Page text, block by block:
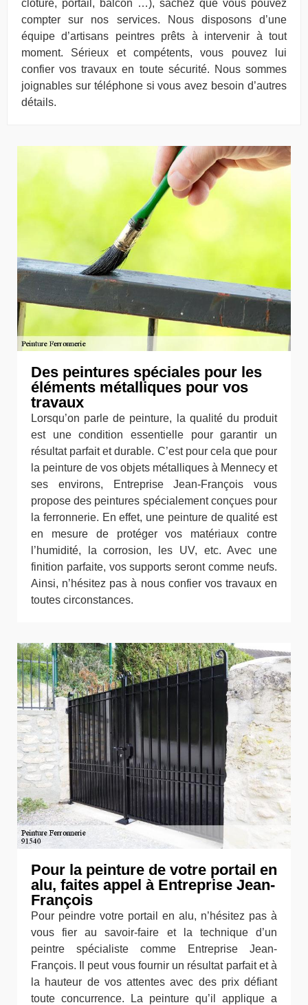
clôture, portail, balcon …), sachez que vous pouvez
compter sur nos services. Nous disposons d’une
équipe d’artisans peintres prêts à intervenir à tout
moment. Sérieux et compétents, vous pouvez lui
confier vos travaux en toute sécurité. Nous sommes
joignables sur téléphone si vous avez besoin d’autres
détails.
Des peintures spéciales pour les
éléments métalliques pour vos
travaux
Lorsqu’on parle de peinture, la qualité du produit
est une condition essentielle pour garantir un
résultat parfait et durable. C’est pour cela que pour
la peinture de vos objets métalliques à Mennecy et
ses environs, Entreprise Jean-François vous
propose des peintures spécialement conçues pour
la ferronnerie. En effet, une peinture de qualité est
en mesure de protéger vos matériaux contre
l’humidité, la corrosion, les UV, etc. Avec une
finition parfaite, vos supports seront comme neufs.
Ainsi, n’hésitez pas à nous confier vos travaux en
toutes circonstances.
Pour la peinture de votre portail en
alu, faites appel à Entreprise Jean-
François
Pour peindre votre portail en alu, n’hésitez pas à
vous fier au savoir-faire et la technique d’un
peintre spécialiste comme Entreprise Jean-
François. Il peut vous fournir un résultat parfait et à
la hauteur de vos attentes avec des prix défiant
toute concurrence. La peinture qu’il applique a